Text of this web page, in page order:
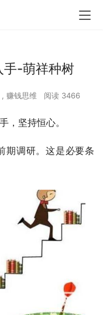
手-萌祥种树
, 赚钱思维 阅读 3466
，坚持恒心。
期调研。这是必要条